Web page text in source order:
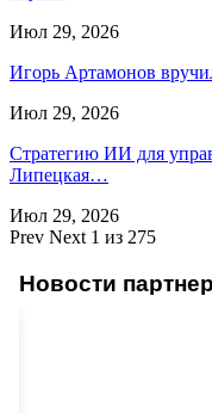
Июл 29, 2026
Игорь Артамонов
Июл 29, 2026
Стратегию ИИ для
Липецкая…
Июл 29, 2026
Prev Next 1 из 275
Новости